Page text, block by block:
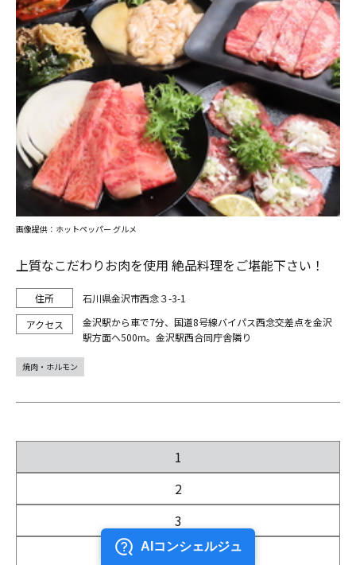
上質なこだわりお肉を使用 絶品料理をご堪能下さい！
石川県金沢市西念３-3-1
金沢駅から車で7分、国道8号線バイパス西念交差点を金沢
駅方面へ500m。金沢駅西合同庁舎隣り
画像提供：ホットペッパー グルメ
焼肉・ホルモン
1
2
3
4